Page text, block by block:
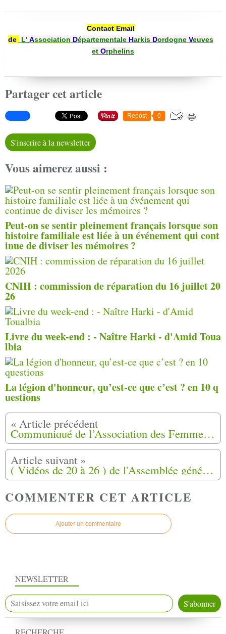
Contact Email
de
L' Association DépartementaleHarkis DordogneVeuves
et Orphelins
Partager cet article
Repost 0
S'inscrire à la newsletter
Vous aimerez aussi :
Peut-on se sentir pleinement français lorsque son
histoire familiale est liée à un événement qui cont
inue de diviser les mémoires ?
CNIH : commission de réparation du 16 juillet 20
26
Livre du week-end : - Naître Harki - d'Amid Toua
lbia
La légion d'honneur, qu’est-ce que c’est ? en 10 q
uestions
Communiqué de l’Association des Femmes du Logis d’Anne de Jouques (AFLA)
( Vidéos de 20 à 26 ) de l'Assemblée générale d’AJIR du 12 octobre 2024 : à Aix-en-Provence (13)
COMMENTER CET ARTICLE
Ajouter un commentaire
NEWSLETTER